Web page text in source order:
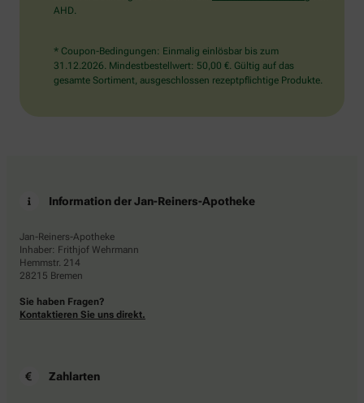
AHD.
* Coupon-Bedingungen: Einmalig einlösbar bis zum
31.12.2026. Mindestbestellwert: 50,00 €. Gültig auf das
gesamte Sortiment, ausgeschlossen rezeptpflichtige Produkte.
Information der Jan-Reiners-Apotheke
Jan-Reiners-Apotheke
Inhaber: Frithjof Wehrmann
Hemmstr. 214
28215 Bremen
Sie haben Fragen?
Kontaktieren Sie uns direkt.
Zahlarten